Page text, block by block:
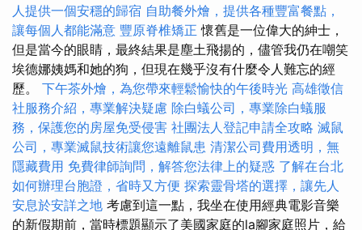
人提供一個安穩的歸宿 自助餐外燴，提供各種豐富餐點，
讓每個人都能滿意 豐原脊椎矯正懷舊是一位偉大的紳士，
但是當今的眼睛，最終結果是塵土飛揚的，儘管我仍在嘲笑
埃德娜姨媽和她的狗，但現在幾乎沒有什麼令人難忘的經
歷。 下午茶外燴，為您帶來輕鬆愉快的午後時光 高雄徵信
社服務介紹，專業解決疑慮 除白蟻公司，專業除白蟻服
務，保護您的房屋免受侵害 社團法人登記申請全攻略 滅鼠
公司，專業滅鼠技術讓您遠離鼠患 清潔公司費用透明，無
隱藏費用 免費律師詢問，解答您法律上的疑惑 了解在台北
如何辦理台胞證，省時又方便 探索靈骨塔的選擇，讓先人
安息於安詳之地 考慮到這一點，我坐在使用經典電影音樂
的新假期前，當時標題顯示了美國家庭的la腳家庭照片，給